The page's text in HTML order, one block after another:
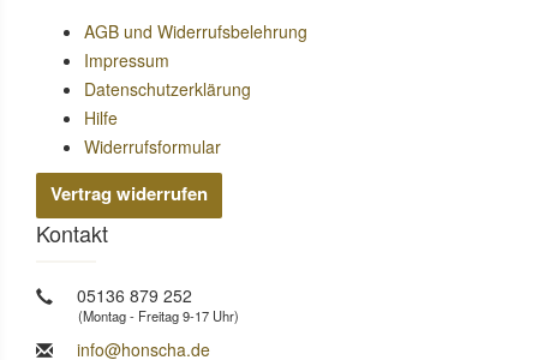
AGB und Widerrufsbelehrung
Impressum
Datenschutzerklärung
Hilfe
Widerrufsformular
Vertrag widerrufen
Kontakt
05136 879 252
(Montag - Freitag 9-17 Uhr)
info@honscha.de